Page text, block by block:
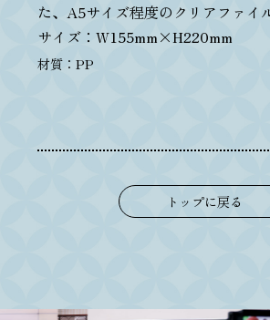
た、A5サイズ程度のクリアファイ
サイズ：W155mm×H220mm
材質：PP
トップに戻る